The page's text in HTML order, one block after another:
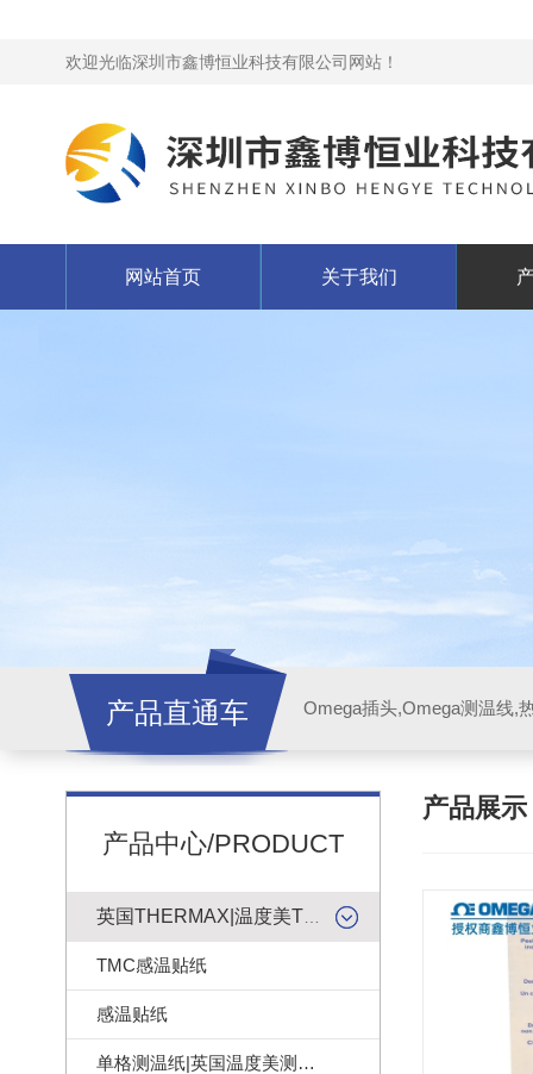
欢迎光临深圳市鑫博恒业科技有限公司网站！
网站首页 关于我们
产品直通车
产品中心/PRODUCT
TMC感温贴纸
感温贴纸
单格测温纸|英国温度美测温纸
产品展示